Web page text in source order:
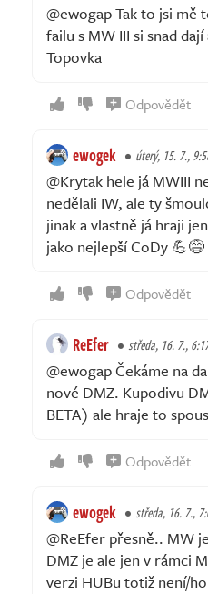
@ewogap Tak to jsi mě
failu s MW III si snad
Topovka
Odpovědět
ewogek úterý, 15. 7.,
@Krytak hele já MWIII
nedělali IW, ale ty
jinak a vlastně já hraji
jako nejlepší CoDy 💪😅
Odpovědět
ReEfer středa, 16. 7.,
@ewogap Čekáme na
nové DMZ. Kupodivu
BETA) ale hraje to
Odpovědět
ewogek středa, 16. 7.,
@ReEfer přesně.. MW
DMZ je ale jen v rámci
verzi HUBu totiž není/